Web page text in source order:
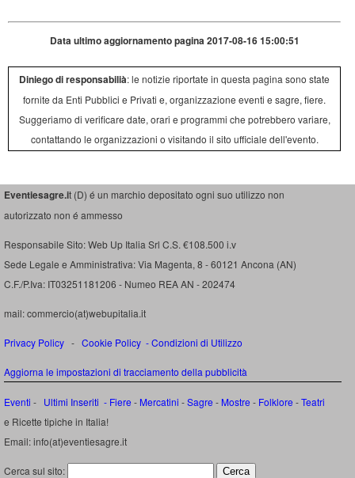
Data ultimo aggiornamento pagina 2017-08-16 15:00:51
Diniego di responsabilià: le notizie riportate in questa pagina sono state
fornite da Enti Pubblici e Privati e, organizzazione eventi e sagre, fiere.
Suggeriamo di verificare date, orari e programmi che potrebbero variare,
contattando le organizzazioni o visitando il sito ufficiale dell'evento.
Eventiesagre.it (D) é un marchio depositato ogni suo utilizzo non
autorizzato non é ammesso
Responsabile Sito: Web Up Italia Srl C.S. €108.500 i.v
Sede Legale e Amministrativa: Via Magenta, 8 - 60121 Ancona (AN)
C.F./P.Iva: IT03251181206 - Numeo REA AN - 202474
mail: commercio(at)webupitalia.it
Privacy Policy - Cookie Policy -Condizioni di Utilizzo
Aggiorna le impostazioni di tracciamento della pubblicità
Eventi - Ultimi Inseriti - Fiere - Mercatini -Sagre - Mostre - Folklore -Teatri
e Ricette tipiche in Italia!
Email: info(at)eventiesagre.it
Cerca sul sito: